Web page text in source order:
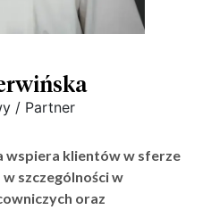
/ Partner
wspiera klientów w sferze
szczególności w
oraz